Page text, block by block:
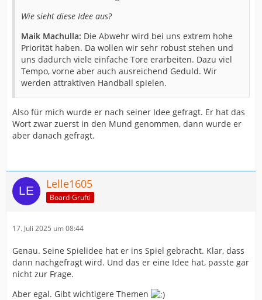
Wie sieht diese Idee aus?
Maik Machulla: Die Abwehr wird bei uns extrem hohe
Priorität haben. Da wollen wir sehr robust stehen und
uns dadurch viele einfache Tore erarbeiten. Dazu viel
Tempo, vorne aber auch ausreichend Geduld. Wir
werden attraktiven Handball spielen.
Also für mich wurde er nach seiner Idee gefragt. Er hat das
Wort zwar zuerst in den Mund genommen, dann wurde er
aber danach gefragt.
Lelle1605
Board-Grufti
17. Juli 2025 um 08:44
Genau. Seine Spielidee hat er ins Spiel gebracht. Klar, dass
dann nachgefragt wird. Und das er eine Idee hat, passte gar
nicht zur Frage.
Aber egal. Gibt wichtigere Themen